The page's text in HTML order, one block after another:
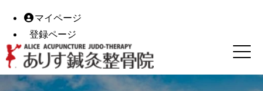
マイページ
登録ページ
足から見る｜身体の歪み｜膝痛｜偏平足｜外反母趾｜につ